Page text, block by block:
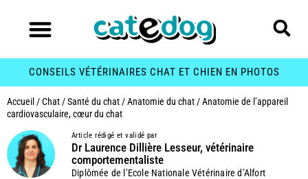
CONSEILS VÉTÉRINAIRES CHAT ET CHIEN EN PHOTOS
Accueil /Chat /Santé du chat /Anatomie du chat /Anatomie de l’appareil
cardiovasculaire, cœur du chat
Article rédigé et validé par
Dr Laurence Dillière Lesseur, vétérinaire
comportementaliste
Diplômée de l’Ecole Nationale Vétérinaire d’Alfort